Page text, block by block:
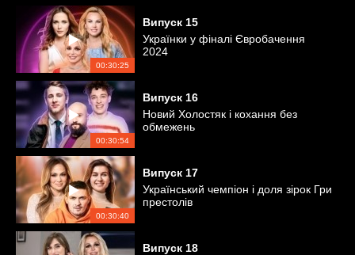
00:30:25
Випуск 15
Українки у фіналі Євробачення
2024
00:30:54
Випуск 16
Новий Холостяк і кохання без
обмежень
00:30:40
Випуск 17
Український чемпіон і доля зірок Гри
престолів
Випуск 18